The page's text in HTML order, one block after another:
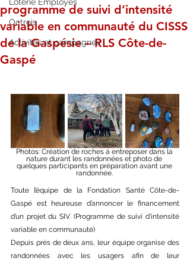
Octrois
Activités et campagnes
programme de suivi d’intensité
variable en communauté du CISSS
de la Gaspésie – RLS Côte-de-
Gaspé
Photos: Création de roches à entreposer dans la
nature durant les randonnées et photo de
quelques participants en préparation avant une
randonnée.
Toute l’équipe de la Fondation Santé Côte-de-
Gaspé est heureuse d’annoncer le financement
d’un projet du SIV. (Programme de suivi d’intensité
variable en communauté)
Depuis près de deux ans, leur équipe organise des
randonnées avec les usagers afin de leur